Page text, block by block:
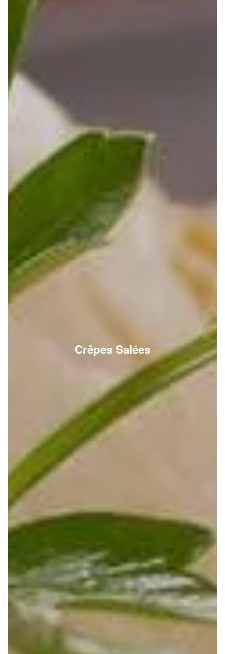
Crêpes Salées